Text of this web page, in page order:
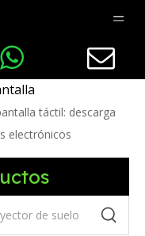
táctil: descarga
electrónicos